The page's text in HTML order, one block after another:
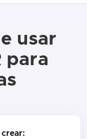
usar
para
crear: